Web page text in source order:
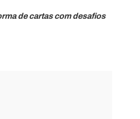
de cartas com desafios